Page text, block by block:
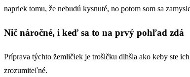
napriek tomu, že nebudú kysnuté, no potom som sa
Nič náročné, i keď sa to na prvý pohľad zdá
Príprava týchto žemličiek je trošičku dlhšia ako keby ste
zrozumiteľné.